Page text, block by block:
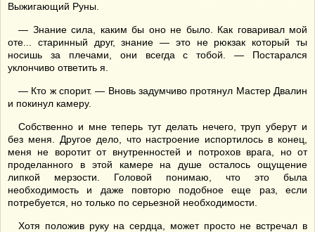
Выжигающий Руны.
— Знание сила, каким бы оно не было. Как говаривал мой
оте... старинный друг, знание — это не рюкзак который ты
носишь за плечами, они всегда с тобой. — Постарался
уклончиво ответить я.
— Кто ж спорит. — Вновь задумчиво протянул Мастер Двалин
и покинул камеру.
Собственно и мне теперь тут делать нечего, труп уберут и
без меня. Другое дело, что настроение испортилось в конец,
меня не воротит от внутренностей и потрохов врага, но от
проделанного в этой камере на душе осталось ощущение
липкой мерзости. Головой понимаю, что это была
необходимость и даже повторю подобное еще раз, если
потребуется, но только по серьезной необходимости.
Хотя положив руку на сердца, может просто не встречал в